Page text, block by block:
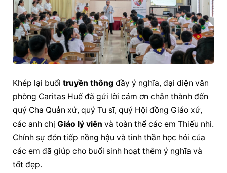
Khép lại buổi truyền thông đầy ý nghĩa, đại diện văn
phòng Caritas Huế đã gửi lời cảm ơn chân thành đến
quý Cha Quản xứ, quý Tu sĩ, quý Hội đồng Giáo xứ,
các anh chị Giáo lý viên và toàn thể các em Thiếu nhi.
Chính sự đón tiếp nồng hậu và tinh thần học hỏi của
các em đã giúp cho buổi sinh hoạt thêm ý nghĩa và
tốt đẹp.